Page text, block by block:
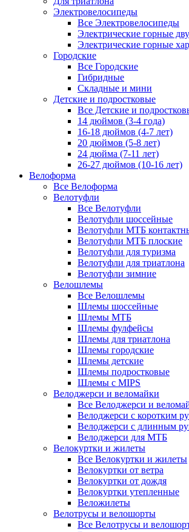
Электровелосипеды
Все Электровелосипеды
Электрические горные
Электрические горные
Городские
Все Городские
Гибридные
Складные и мини
Детские и подростковые
Все Детские и
14 дюймов (3-4 года)
16-18 дюймов (4-7 лет)
20 дюймов (5-8 лет)
24 дюйма (7-11 лет)
26-27 дюймов (10-16 лет)
Велоформа
Все Велоформа
Велотуфли
Все Велотуфли
Велотуфли шоссейные
Велотуфли МТБ
Велотуфли МТБ плоские
Велотуфли для туризма
Велотуфли для триатлона
Велотуфли зимние
Велошлемы
Все Велошлемы
Шлемы шоссейные
Шлемы МТБ
Шлемы фулфейсы
Шлемы для триатлона
Шлемы городские
Шлемы детские
Шлемы подростковые
Шлемы с MIPS
Велоджерси и веломайки
Все Велоджерси и
Велоджерси с коротким
Велоджерси с длинным
Велоджерси для МТБ
Велокуртки и жилеты
Все Велокуртки и жилеты
Велокуртки от ветра
Велокуртки от дождя
Велокуртки утепленные
Веложилеты
Велотрусы и велошорты
Все Велотрусы и